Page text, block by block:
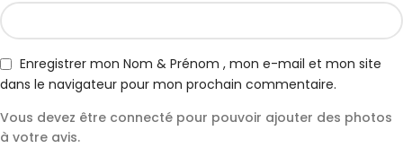
Enregistrer mon Nom & Prénom , mon e-mail et mon site
dans le navigateur pour mon prochain commentaire.
Vous devez être connecté pour pouvoir ajouter des photos
à votre avis.